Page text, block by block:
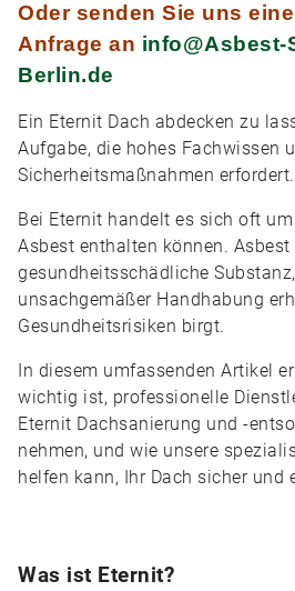
Oder senden Sie uns eine
Anfrage an info@Asbest-
Berlin.de
Ein Eternit Dach abdecken zu
Aufgabe, die hohes Fachwissen
Sicherheitsmaßnahmen erfordert.
Bei Eternit handelt es sich oft
Asbest enthalten können.
gesundheitsschädliche
unsachgemäßer Handhabung
Gesundheitsrisiken birgt.
In diesem umfassenden Artikel
wichtig ist, professionelle
Eternit Dachsanierung und -
nehmen, und wie unsere
helfen kann, Ihr Dach sicher und
Was ist Eternit?